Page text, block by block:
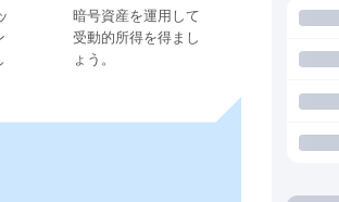
暗号資産を運用して
受動的所得を得まし
ょう。